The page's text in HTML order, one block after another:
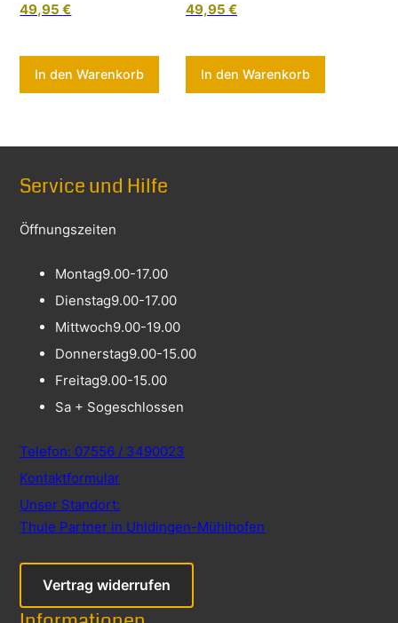
49,95€
In den Warenkorb
49,95 €
In den Warenkorb
Service und Hilfe
Öffnungszeiten
Montag9.00-17.00
Dienstag9.00-17.00
Mittwoch9.00-19.00
Donnerstag9.00-15.00
Freitag9.00-15.00
Sa + Sogeschlossen
Telefon: 07556 / 3490023
Kontaktformular
Unser Standort:
Thule Partner in Uhldingen-Mühlhofen
Vertrag widerrufen